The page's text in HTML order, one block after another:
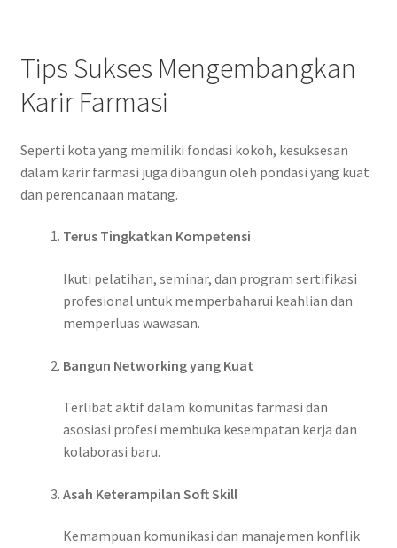
Tips Sukses Mengembangkan
Karir Farmasi
Seperti kota yang memiliki fondasi kokoh, kesuksesan
dalam karir farmasi juga dibangun oleh pondasi yang kuat
dan perencanaan matang.
Terus Tingkatkan Kompetensi
Ikuti pelatihan, seminar, dan program sertifikasi
profesional untuk memperbaharui keahlian dan
memperluas wawasan.
Bangun Networking yang Kuat
Terlibat aktif dalam komunitas farmasi dan
asosiasi profesi membuka kesempatan kerja dan
kolaborasi baru.
Asah Keterampilan Soft Skill
Kemampuan komunikasi dan manajemen konflik